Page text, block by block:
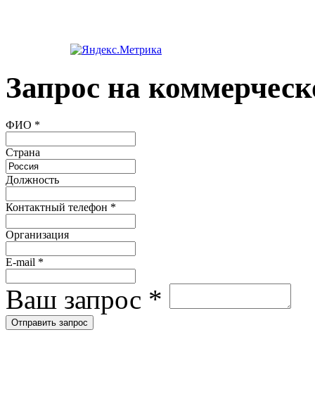
Запрос на
ФИО *
Страна
Должность
Контактный телефон *
Организация
E-mail *
Ваш запрос *